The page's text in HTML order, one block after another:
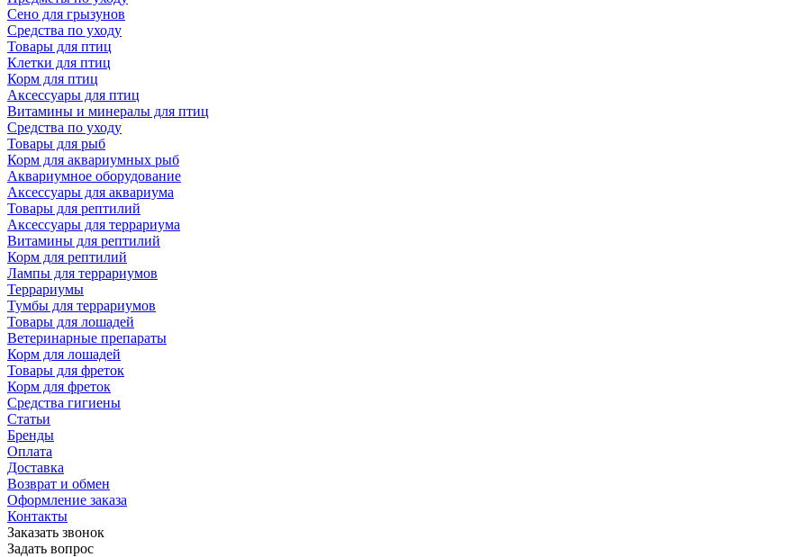
Сено для грызунов
Средства по уходу
Товары для птиц
Клетки для птиц
Корм для птиц
Аксессуары для птиц
Витамины и минералы для птиц
Средства по уходу
Товары для рыб
Корм для аквариумных рыб
Аквариумное оборудование
Аксессуары для аквариума
Товары для рептилий
Аксессуары для террариума
Витамины для рептилий
Корм для рептилий
Лампы для террариумов
Террариумы
Тумбы для террариумов
Товары для лошадей
Ветеринарные препараты
Корм для лошадей
Товары для фреток
Корм для фреток
Средства гигиены
Статьи
Бренды
Оплата
Доставка
Возврат и обмен
Оформление заказа
Контакты
Заказать звонок
Задать вопрос